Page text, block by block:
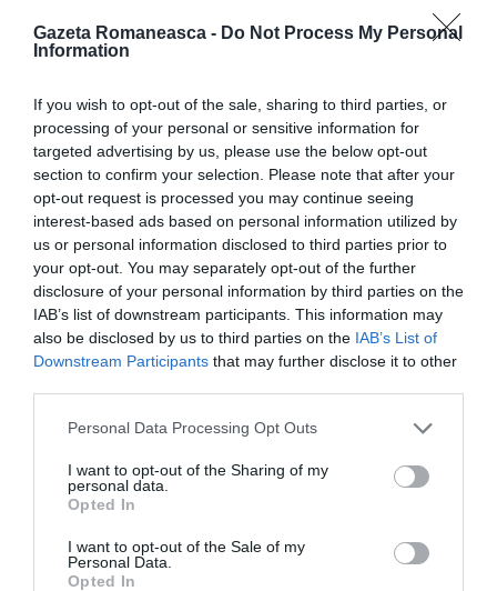
Gazeta Romaneasca - Do Not Process My Personal
Information
If you wish to opt-out of the sale, sharing to third parties, or
processing of your personal or sensitive information for
targeted advertising by us, please use the below opt-out
section to confirm your selection. Please note that after your
opt-out request is processed you may continue seeing
interest-based ads based on personal information utilized by
us or personal information disclosed to third parties prior to
your opt-out. You may separately opt-out of the further
disclosure of your personal information by third parties on the
IAB’s list of downstream participants. This information may
also be disclosed by us to third parties on the IAB’s List of
Downstream Participants that may further disclose it to other
Personal Data Processing Opt Outs
I want to opt-out of the Sharing of my
personal data.
Opted In
I want to opt-out of the Sale of my
Personal Data.
Opted In
afirmă că „posibilitatea găsirii unui vaccin anti Covid-
19 este „iluzorie”.
Despre romii care s-au întors în ţară din
cauza pandemiei: Virusului le-a secat imboldul
de a cerși
Invocând libertatea față de „spiritul de obediență al
corectitudinii politice”, Lavric spune în interviul pentru
Q Magazine că, la începutul pandemiei, „cei care s-au
repezit să se întoarcă au fost țiganii cărora
amenințarea virusului le-a secat imboldul de a cerși,
Continuă cu declarațiile rasiste în același interviu.
„Inșii aceştia sunt o plagă socială pe care numai
ipocrizia politicienilor şi numai duplicitatea
gazetarilor o trec sub tăcere”, precizează
președintele Senatului AUR.